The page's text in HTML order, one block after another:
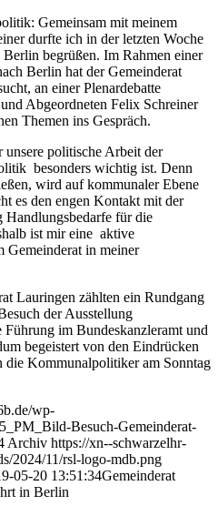
Gemeinsam mit meinem
durfte ich in der letzten Woche
begrüßen. Im Rahmen einer
Berlin hat der Gemeinderat
an einer Plenardebatte
Abgeordneten Felix Schreiner
Themen ins Gespräch.
unsere politische Arbeit der
besonders wichtig ist. Denn
wird auf kommunaler Ebene
es den engen Kontakt mit der
für die
ist mir eine aktive
Gemeinderat in meiner
Lauringen zählten ein Rundgang
der Ausstellung
Führung im Bundeskanzleramt und
begeistert von den Eindrücken
die Kommunalpolitiker am Sonntag
wp-
Besuch-Gemeinderat-
Archiv https://xn--schwarzelhr-
2024/11/rsl-logo-mdb.png
05-20 13:51:34Gemeinderat
in Berlin